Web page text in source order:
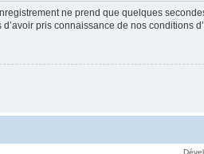
ne prend que quelques
pris connaissance de nos